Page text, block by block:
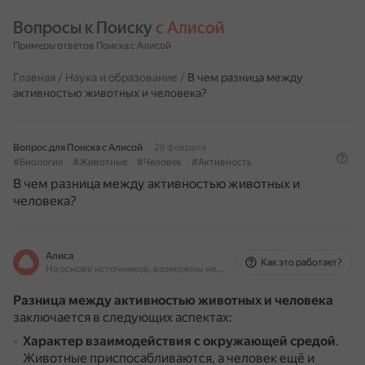
Вопросы к Поиску с Алисой
Примеры ответов Поиска с Алисой
Главная / Наука и образование / В чем разница между
активностью животных и человека?
Вопрос для Поиска с Алисой
28 февраля
#Биология
#Животные #Человек #Активность
В чем разница между активностью животных и
человека?
Алиса
На основе источников, возможны неточности
Как это работает?
Разница между активностью животных и человека
заключается в следующих аспектах:
Характер взаимодействия с окружающей средой.
Животные приспосабливаются, а человек ещё и